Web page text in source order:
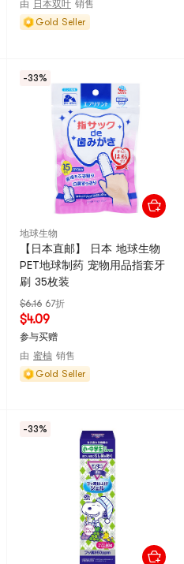
由 日本双叶 销售
Gold Seller
-33%
地球生物
【日本直邮】 日本 地球生物
PET地球制药 宠物用品指套牙
刷 35枚装
$6.16 67折
$4.09
参与买赠
由 蜜柚 销售
Gold Seller
-33%